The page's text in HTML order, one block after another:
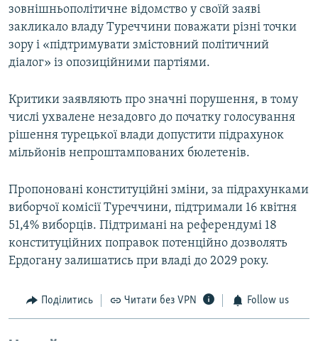
зовнішньополітичне відомство у своїй заяві
закликало владу Туреччини поважати різні точки
зору і «підтримувати змістовний політичний
діалог» із опозиційними партіями.
Критики заявляють про значні порушення, в тому
числі ухвалене незадовго до початку голосування
рішення турецької влади допустити підрахунок
мільйонів непроштампованих бюлетенів.
Пропоновані конституційні зміни, за підрахунками
виборчої комісії Туреччини, підтримали 16 квітня
51,4% виборців. Підтримані на референдумі 18
конституційних поправок потенційно дозволять
Ердогану залишатись при владі до 2029 року.
Поділитись Читати без VPN Follow us